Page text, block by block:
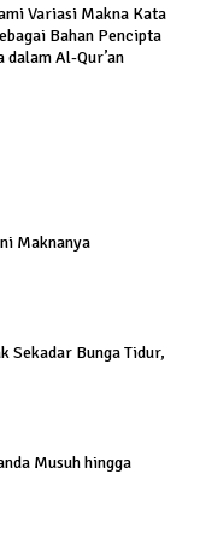
Variasi Makna Kata
Bahan Pencipta
dalam Al-Qur’an
Maknanya
Sekadar Bunga Tidur,
Musuh hingga